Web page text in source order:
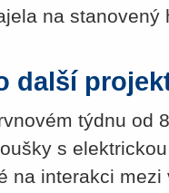
na stanovený
další
týdnu od
s
na interakci